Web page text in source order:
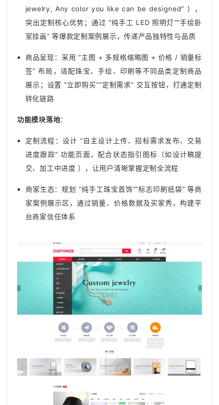
jewelry, Any color you like can be designed” ），
突出定制核心优势；通过 “纯手工 LED 照明灯”“手绘卧
室挂画” 等爆款定制案例展示，传递产品独特性与品质
商品呈现：采用 “主图 + 多规格缩略图 + 价格 / 销量标
签” 布局，适配珠宝、手绘、印刷等不同品类定制商品
展示；设置 “立即购买”“定制需求” 交互按钮，打通定制
转化链路
功能模块落地：
定制流程：设计 “自主设计上传、招标需求发布、交易
进度跟踪” 功能页面，配合状态指引图标（如设计稿提
交、加工中进度 ），让用户清晰掌握定制全流程
商家生态：规划 “纯手工珠宝首饰”“标志印刷纸袋” 等商
家案例展示区，通过销量、价格数据及买家秀，构建平
台商家信任体系